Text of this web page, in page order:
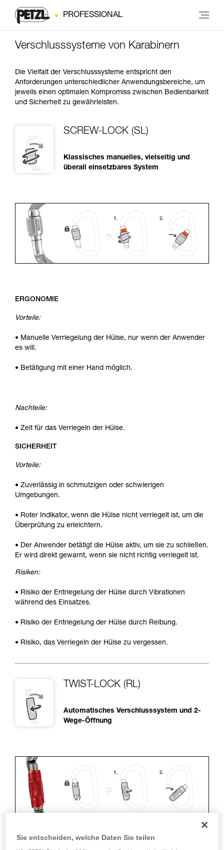
PROFESSIONAL
Verschlusssysteme von Karabinern
Die Vielfalt der Verschlusssysteme entspricht den
Anforderungen unterschiedlicher Anwendungsbereiche, um
jeweils einen optimalen Kompromiss zwischen Bedienbarkeit
und Sicherheit zu gewährleisten.
SCREW-LOCK (SL)
Klassisches manuelles, vielseitig und
überall einsetzbares System
ERGONOMIE
Vorteile:
• Manuelle Verriegelung der Hülse, nur wenn der Anwender
es will.
• Betätigung mit einer Hand möglich.
Nachteile:
• Zeit für das Verriegeln der Hülse.
SICHERHEIT
Vorteile:
• Zuverlässig in schmutzigen oder schwierigen
Umgebungen.
• Roter Indikator, wenn die Hülse nicht verriegelt ist, um die
Überprüfung zu erleichtern.
• Der Anwender betätigt die Hülse aktiv, um sie zu schließen.
Er wird direkt gewarnt, wenn sie nicht richtig verriegelt ist.
Risiken:
• Risiko der Entriegelung der Hülse durch Vibrationen
während des Einsatzes.
• Risiko der Entriegelung der Hülse durch Reibung.
• Risiko, das Verriegeln der Hülse zu vergessen.
TWIST-LOCK (RL)
Automatisches Verschlusssystem und 2-
Wege-Öffnung
Sie entscheiden, welche Daten Sie teilen